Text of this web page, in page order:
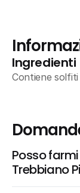
Ingredienti
Contiene solfiti
Posso
Trebbiano